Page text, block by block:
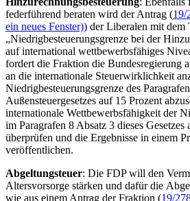
federführend beraten wird der Antrag (19/
ein neues Fenster)) der Liberalen mit dem
„Niedrigbesteuerungsgrenze bei der
auf international wettbewerbsfähiges
fordert die Fraktion die Bundesregierung
an die internationale Steuerwirklichkeit
Niedrigbesteuerungsgrenze des
Außensteuergesetzes auf 15 Prozent
internationale Wettbewerbsfähigkeit der
im Paragrafen 8 Absatz 3 dieses Gesetzes
überprüfen und die Ergebnisse in einem
veröffentlichen.
Abgeltungsteuer: Die FDP will den
Altersvorsorge stärken und dafür die
wie aus einem Antrag der Fraktion (19/